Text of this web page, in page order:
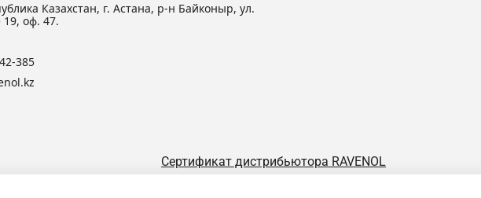
Казахстан, г. Астана, р-н Байконыр, ул.
оф. 47.
385
Сертификат дистрибьютора RAVENOL